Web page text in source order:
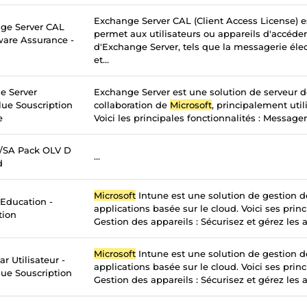
Server CAL
Assurance -
Exchange Server CAL (Client Access License)
permet aux utilisateurs ou appareils
d'Exchange Server, tels que la messagerie
et...
Server
Souscription
Exchange Server est une solution de serveur
collaboration de Microsoft, principalement
Voici les principales fonctionnalités :
Pack OLV D
...
-
Microsoft Intune est une solution de gestion
applications basée sur le cloud. Voici ses
Gestion des appareils : Sécurisez et gérez les
Utilisateur -
Souscription
Microsoft Intune est une solution de gestion
applications basée sur le cloud. Voici ses
Gestion des appareils : Sécurisez et gérez les